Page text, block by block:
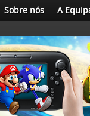
Sobre nós A